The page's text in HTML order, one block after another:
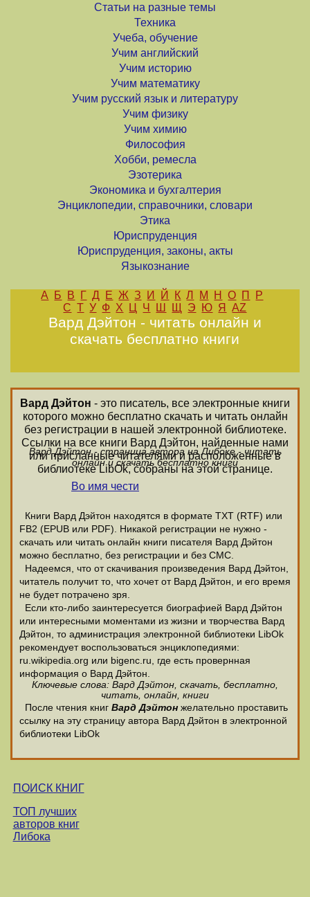
Статьи на разные темы
Техника
Учеба, обучение
Учим английский
Учим историю
Учим математику
Учим русский язык и литературу
Учим физику
Учим химию
Философия
Хобби, ремесла
Эзотерика
Экономика и бухгалтерия
Энциклопедии, справочники, словари
Этика
Юриспруденция
Юриспруденция, законы, акты
Языкознание
А Б В Г Д Е Ж З И Й К Л М Н О П
Р
С Т У Ф Х Ц Ч Ш Щ Э Ю Я AZ
Вард Дэйтон - читать онлайн и
скачать бесплатно книги
Вард Дэйтон - это писатель, все электронные книги
которого можно бесплатно скачать и читать онлайн
без регистрации в нашей электронной библиотеке.
Ссылки на все книги Вард Дэйтон, найденные нами
или присланные читателями и расположенные в
библиотеке LibOk, собраны на этой странице.
Вард Дэйтон - страница автора на Либоке - читать
онлайн и скачать бесплатно книги
Во имя чести
Книги Вард Дэйтон находятся в формате ТХТ (RTF) или
FB2 (EPUB или PDF). Никакой регистрации не нужно -
скачать или читать онлайн книги писателя Вард Дэйтон
можно бесплатно, без регистрации и без СМС.
Надеемся, что от скачивания произведения Вард Дэйтон,
читатель получит то, что хочет от Вард Дэйтон, и его время
не будет потрачено зря.
Если кто-либо заинтересуется биографией Вард Дэйтон
или интересными моментами из жизни и творчества Вард
Дэйтон, то администрация электронной библиотеки LibOk
рекомендует воспользоваться энциклопедиями:
ru.wikipedia.org или bigenc.ru, где есть провернная
информация о Вард Дэйтон.
Ключевые слова: Вард Дэйтон, скачать, бесплатно,
читать, онлайн, книги
После чтения книг Вард Дэйтон желательно проставить
ссылку на эту страницу автора Вард Дэйтон в электронной
библиотеки LibOk
ПОИСК КНИГ
ТОП лучших
авторов книг
Либока